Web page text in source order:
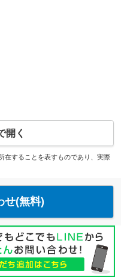
開く
在することを表すものであり、実際
せ(無料)